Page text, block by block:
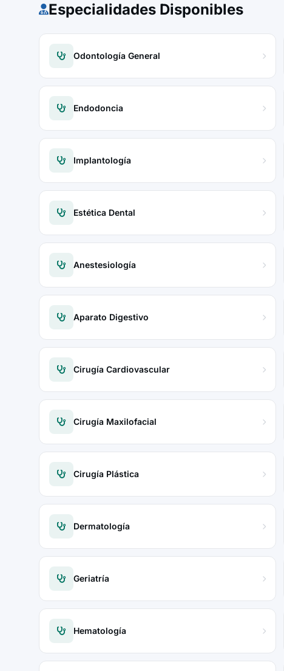
Especialidades Disponibles
Odontología General
Endodoncia
Implantología
Estética Dental
Anestesiología
Aparato Digestivo
Cirugía Cardiovascular
Cirugía Maxilofacial
Cirugía Plástica
Dermatología
Geriatría
Hematología